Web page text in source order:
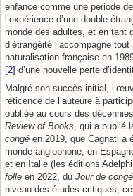
enfance comme une période
l’expérience d’une double
monde des adultes, et en tant
d’étrangéité l’accompagne
naturalisation française en
[2] d’une nouvelle perte
Malgré son succès initial,
réticence de l’auteure à
oubliée au cours des
Review of Books , qui a publié
congé en 2019, que Cagnati a
monde anglophone, en
et en Italie (les éditions
folle en 2022, du Jour de congé
niveau des études critiques,